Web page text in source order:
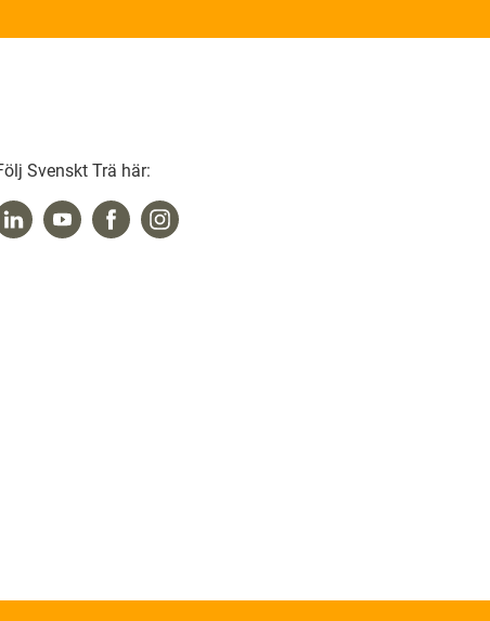
Svenskt Trä här: